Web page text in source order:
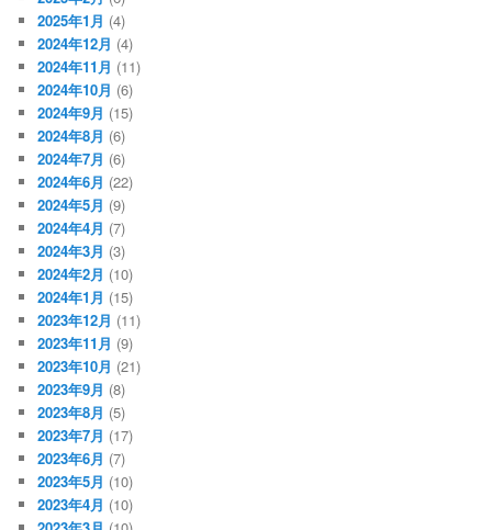
2025年1月 (4)
2024年12月 (4)
2024年11月 (11)
2024年10月 (6)
2024年9月 (15)
2024年8月 (6)
2024年7月 (6)
2024年6月 (22)
2024年5月 (9)
2024年4月 (7)
2024年3月 (3)
2024年2月 (10)
2024年1月 (15)
2023年12月 (11)
2023年11月 (9)
2023年10月 (21)
2023年9月 (8)
2023年8月 (5)
2023年7月 (17)
2023年6月 (7)
2023年5月 (10)
2023年4月 (10)